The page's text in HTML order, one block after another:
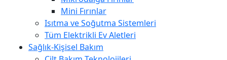
Mini Fırınlar
Isıtma ve Soğutma Sistemleri
Tüm Elektrikli Ev Aletleri
Sağlık-Kişisel Bakım